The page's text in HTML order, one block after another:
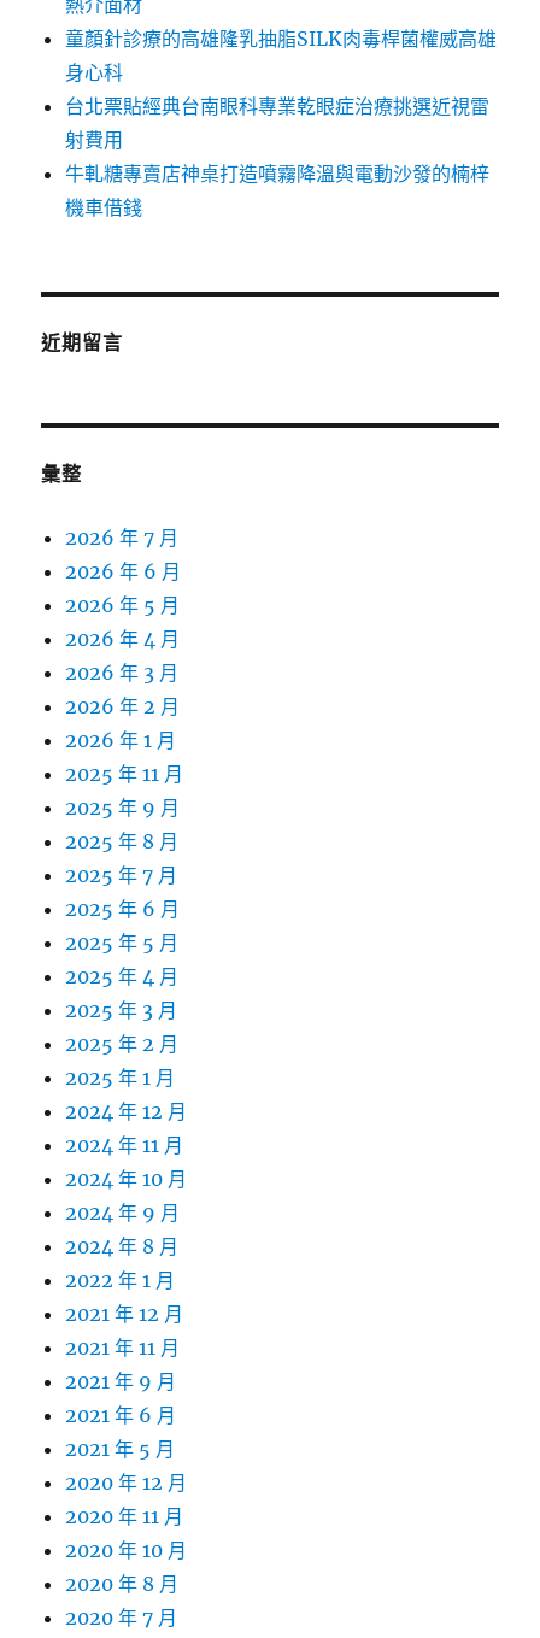
熱介面材
童顏針診療的高雄隆乳抽脂SILK肉毒桿菌權威高雄
身心科
台北票貼經典台南眼科專業乾眼症治療挑選近視雷
射費用
牛軋糖專賣店神桌打造噴霧降溫與電動沙發的楠梓
機車借錢
近期留言
彙整
2026 年 7 月
2026 年 6 月
2026 年 5 月
2026 年 4 月
2026 年 3 月
2026 年 2 月
2026 年 1 月
2025 年 11 月
2025 年 9 月
2025 年 8 月
2025 年 7 月
2025 年 6 月
2025 年 5 月
2025 年 4 月
2025 年 3 月
2025 年 2 月
2025 年 1 月
2024 年 12 月
2024 年 11 月
2024 年 10 月
2024 年 9 月
2024 年 8 月
2022 年 1 月
2021 年 12 月
2021 年 11 月
2021 年 9 月
2021 年 6 月
2021 年 5 月
2020 年 12 月
2020 年 11 月
2020 年 10 月
2020 年 8 月
2020 年 7 月